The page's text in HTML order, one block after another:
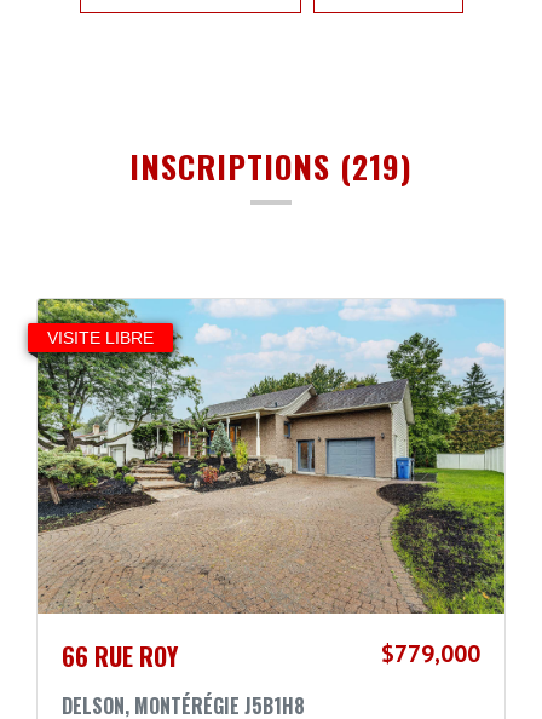
INSCRIPTIONS (219)
VISITE LIBRE
66 RUE ROY $779,000
DELSON, MONTÉRÉGIE J5B1H8